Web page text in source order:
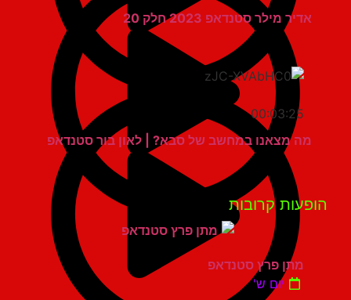
אדיר מילר סטנדאפ 2023 חלק 20
00:03:25
מה מצאנו במחשב של סבא? | לאון בור סטנדאפ
קרובות
מתן פרץ סטנדאפ
יום ש'